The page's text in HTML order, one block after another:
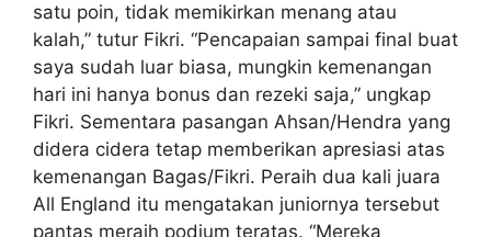
satu poin, tidak memikirkan menang atau
kalah,” tutur Fikri. “Pencapaian sampai final buat
saya sudah luar biasa, mungkin kemenangan
hari ini hanya bonus dan rezeki saja,” ungkap
Fikri. Sementara pasangan Ahsan/Hendra yang
didera cidera tetap memberikan apresiasi atas
kemenangan Bagas/Fikri. Peraih dua kali juara
All England itu mengatakan juniornya tersebut
pantas meraih podium teratas. “Mereka